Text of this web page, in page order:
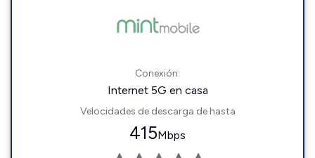
Conexión:
Internet 5G en casa
Velocidades de descarga de hasta
415Mbps